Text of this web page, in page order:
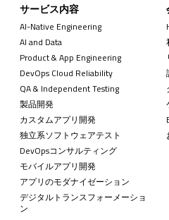
サービス内容
AI-Native Engineering
AI and Data
Product & App Engineering
DevOps Cloud Reliability
QA & Independent Testing
製品開発
カスタムアプリ開発
独立系ソフトウェアテスト
DevOpsコンサルティング
モバイルアプリ開発
アプリのモダナイゼーション
デジタルトランスフォーメーショ
ン